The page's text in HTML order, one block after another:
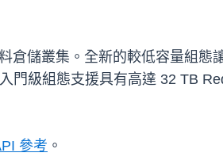
倉儲叢集。全新的較低容量組態
門級組態支援具有高達 32 TB
參考 。